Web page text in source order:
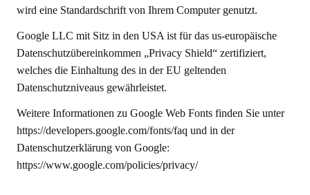
wird eine Standardschrift von Ihrem Computer genutzt.
Google LLC mit Sitz in den USA ist für das us-europäische
Datenschutzübereinkommen „Privacy Shield“ zertifiziert,
welches die Einhaltung des in der EU geltenden
Datenschutzniveaus gewährleistet.
Weitere Informationen zu Google Web Fonts finden Sie unter
https://developers.google.com/fonts/faq und in der
Datenschutzerklärung von Google:
https://www.google.com/policies/privacy/